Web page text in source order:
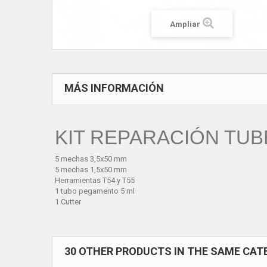
Ampliar
MÁS INFORMACIÓN
KIT REPARACIÓN
5 mechas 3,5x50 mm
5 mechas 1,5x50 mm
Herramientas T54 y T55
1 tubo pegamento 5 ml
1 Cutter
30 OTHER PRODUCTS IN THE SAME